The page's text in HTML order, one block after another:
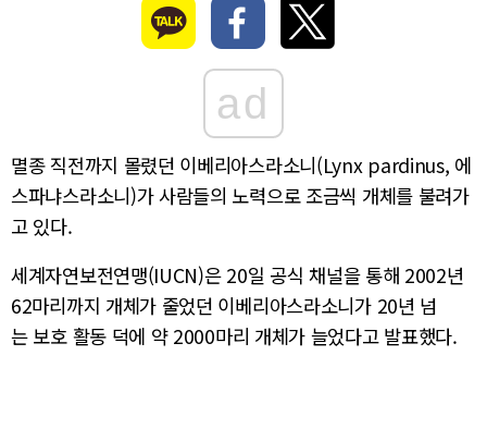
ad
멸종 직전까지 몰렸던 이베리아스라소니(Lynx pardinus, 에
스파냐스라소니)가 사람들의 노력으로 조금씩 개체를 불려가
고 있다.
세계자연보전연맹(IUCN)은 20일 공식 채널을 통해 2002년
62마리까지 개체가 줄었던 이베리아스라소니가 20년 넘
는 보호 활동 덕에 약 2000마리 개체가 늘었다고 발표했다.